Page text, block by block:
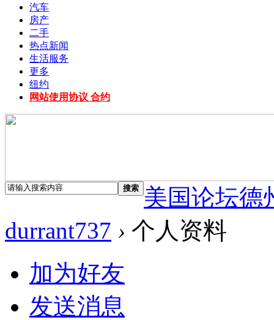
汽车
房产
二手
热点新闻
生活服务
更多
纽约
网站使用协议 合约
搜索
美国论坛德
durrant737 › 个人资料
加为好友
发送消息